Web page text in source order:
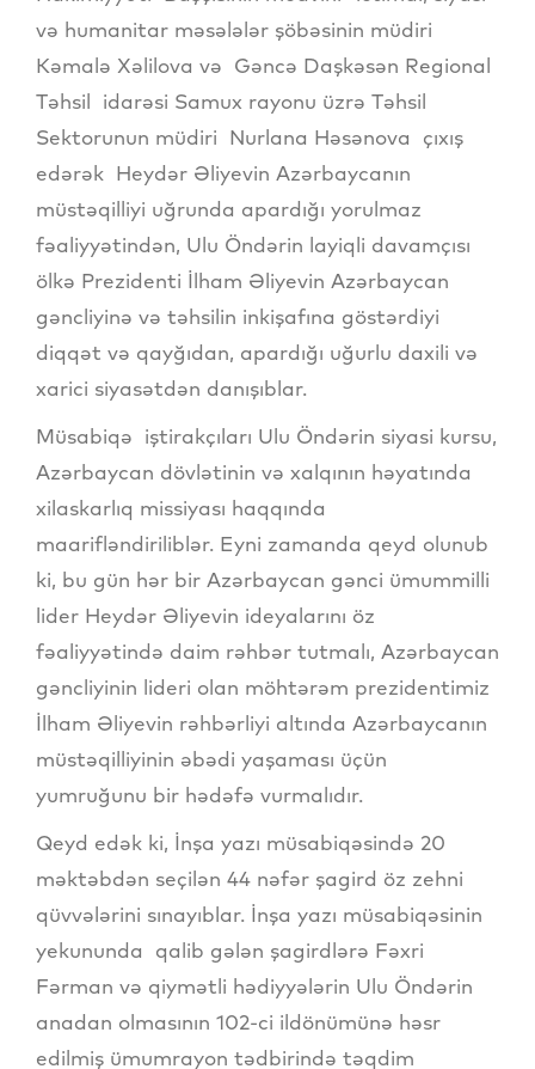
və humanitar məsələlər şöbəsinin müdiri
Kəmalə Xəlilova və Gəncə Daşkəsən Regional
Təhsil idarəsi Samux rayonu üzrə Təhsil
Sektorunun müdiri Nurlana Həsənova çıxış
edərək Heydər Əliyevin Azərbaycanın
müstəqilliyi uğrunda apardığı yorulmaz
fəaliyyətindən, Ulu Öndərin layiqli davamçısı
ölkə Prezidenti İlham Əliyevin Azərbaycan
gəncliyinə və təhsilin inkişafına göstərdiyi
diqqət və qayğıdan, apardığı uğurlu daxili və
xarici siyasətdən danışıblar.
Müsabiqə iştirakçıları Ulu Öndərin siyasi kursu,
Azərbaycan dövlətinin və xalqının həyatında
xilaskarlıq missiyası haqqında
maarifləndiriliblər. Eyni zamanda qeyd olunub
ki, bu gün hər bir Azərbaycan gənci ümummilli
lider Heydər Əliyevin ideyalarını öz
fəaliyyətində daim rəhbər tutmalı, Azərbaycan
gəncliyinin lideri olan möhtərəm prezidentimiz
İlham Əliyevin rəhbərliyi altında Azərbaycanın
müstəqilliyinin əbədi yaşaması üçün
yumruğunu bir hədəfə vurmalıdır.
Qeyd edək ki, İnşa yazı müsabiqəsində 20
məktəbdən seçilən 44 nəfər şagird öz zehni
qüvvələrini sınayıblar. İnşa yazı müsabiqəsinin
yekununda qalib gələn şagirdlərə Fəxri
Fərman və qiymətli hədiyyələrin Ulu Öndərin
anadan olmasının 102-ci ildönümünə həsr
edilmiş ümumrayon tədbirində təqdim